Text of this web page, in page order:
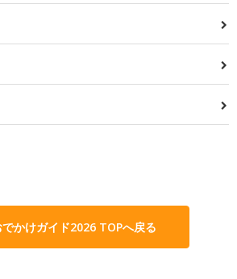
かけガイド2026 TOPへ戻る